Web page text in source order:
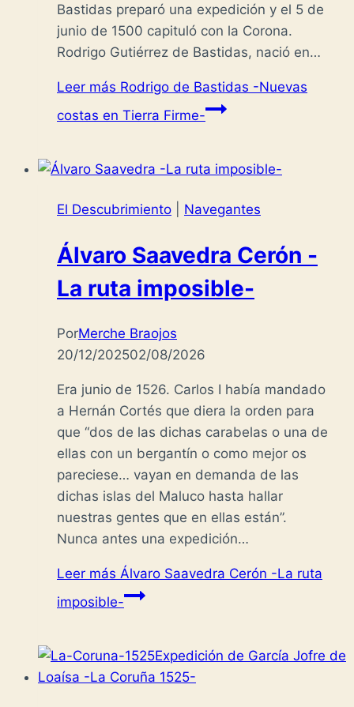
Bastidas preparó una expedición y el 5 de
junio de 1500 capituló con la Corona.
Rodrigo Gutiérrez de Bastidas, nació en…
Leer más Rodrigo de Bastidas -Nuevas
costas en Tierra Firme-
El Descubrimiento Navegantes
Álvaro Saavedra Cerón -
La ruta imposible-
PorMerche Braojos
20/12/202502/08/2026
Era junio de 1526. Carlos I había mandado
a Hernán Cortés que diera la orden para
que “dos de las dichas carabelas o una de
ellas con un bergantín o como mejor os
pareciese… vayan en demanda de las
dichas islas del Maluco hasta hallar
nuestras gentes que en ellas están”.
Nunca antes una expedición…
Leer más Álvaro Saavedra Cerón -La ruta
imposible-